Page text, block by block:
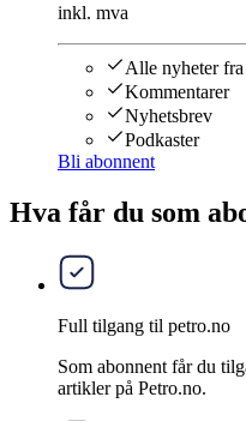
inkl. mva
Alle nyheter
Kommentarer
Nyhetsbrev
Podkaster
Bli abonnent
Hva får du som
Full tilgang til petro.no
Som abonnent får du
artikler på Petro.no.